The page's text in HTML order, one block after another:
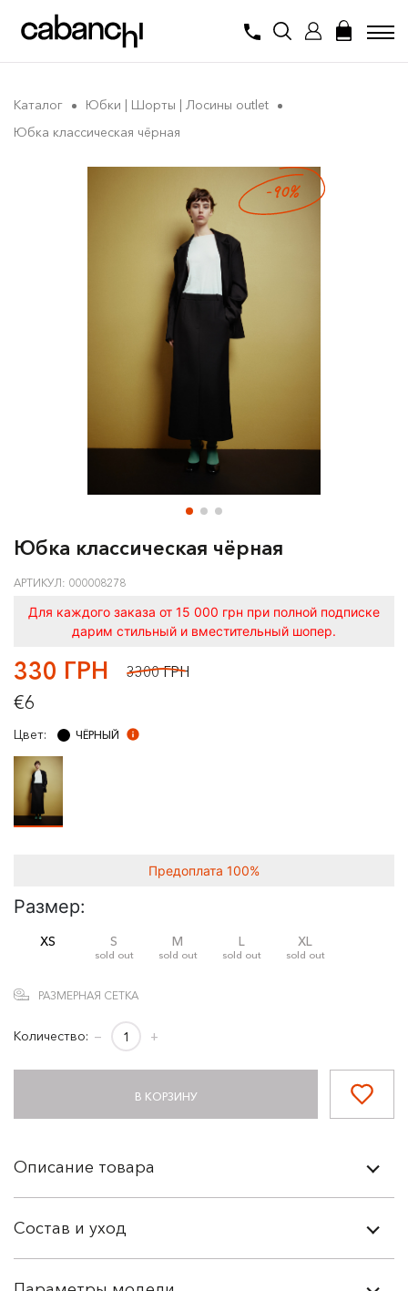
Каталог
Юбки | Шорты | Лосины outlet
Юбка классическая чёрная
-90%
Юбка классическая чёрная
АРТИКУЛ: 000008278
Для каждого заказа от 15 000 грн при полной подписке
дарим стильный и вместительный шопер.
330 ГРН 3300 ГРН
€6
Цвет: ЧЁРНЫЙ
Предоплата 100%
Размер:
XS S
sold out
M
sold out
L
sold out
XL
sold out
РАЗМЕРНАЯ СЕТКА
Количество: − +
В КОРЗИНУ
Описание товара
Состав и уход